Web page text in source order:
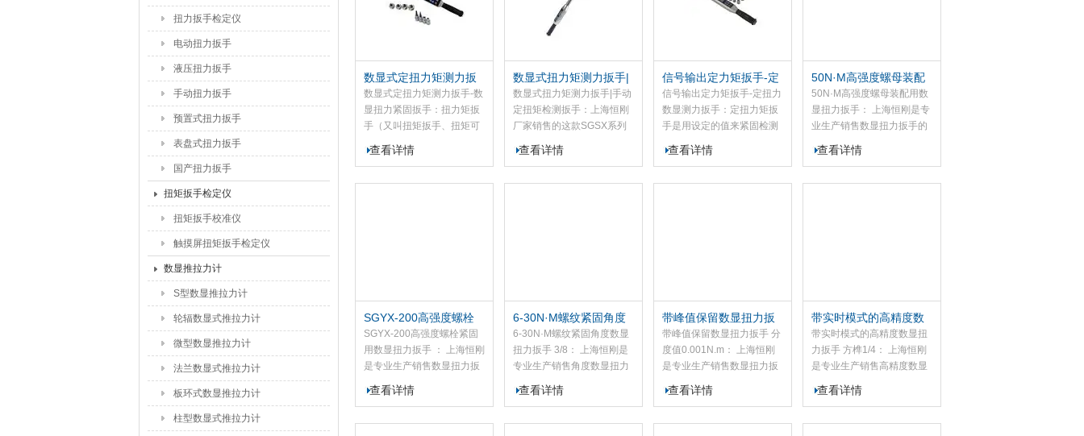
扭力扳手检定仪
电动扭力扳手
液压扭力扳手
手动扭力扳手
预置式扭力扳手
表盘式扭力扳手
国产扭力扳手
扭矩扳手检定仪
扭矩扳手校准仪
触摸屏扭矩扳手检定仪
数显推拉力计
S型数显推拉力计
轮辐数显式推拉力计
微型数显推拉力计
法兰数显式推拉力计
板环式数显推拉力计
柱型数显式推拉力计
数显式定扭力矩测力扳
手-数显扭力紧固扳手
数显式定扭力矩测力扳手-数
显扭力紧固扳手：扭力矩扳
手（又叫扭矩扳手、扭矩可
调扳手）是检测和控制扭矩
的检测扭矩工具，在紧固螺
小，具有精度高、测量准
确、性能稳定、耗电量低、
操作简单等特点。
查看详情
数显式扭力矩测力扳手|
手动定扭矩检测扳手
数显式扭力矩测力扳手|手动
定扭矩检测扳手：上海恒刚
厂家销售的这款SGSX系列
扭力扳手和普通扳手不一
样，扭力扳手可设定一个扭
查看详情
信号输出定力矩扳手-定
扭力数显测力扳手
信号输出定力矩扳手-定扭力
数显测力扳手：定扭力矩扳
手是用设定的值来紧固检测
螺栓、控制锁紧的扭力矩、
以数字形式显示扭紧力矩的
查看详情
50N·M高强度螺母装配
用数显扭力扳手
50N·M高强度螺母装配用数
显扭力扳手： 上海恒刚是专
业生产销售数显扭力扳手的
厂家，我司 SGYX 系列数显
扭力扳手采用科学测量原
的优质检测工具。
查看详情
SGYX-200高强度螺栓
紧固用数显扭力扳手
SGYX-200高强度螺栓紧固
用数显扭力扳手 ： 上海恒刚
是专业生产销售数显扭力扳
手的厂家，我司的SGYX 系
列数显扭力扳手依托科学检
查看详情
6-30N·M螺纹紧固角度
数显扭力扳手 3/8
6-30N·M螺纹紧固角度数显
扭力扳手 3/8： 上海恒刚是
专业生产销售角度数显扭力
扳手的厂家，我司的SGAW
角度数显扭力扳手是一款新
查看详情
带峰值保留数显扭力扳
手 分度值0.001N.m
带峰值保留数显扭力扳手 分
度值0.001N.m： 上海恒刚
是专业生产销售数显扭力扳
手的厂家，我司的SGYX系
列数显扭力扳手运用科学的
查看详情
带实时模式的高精度数
显扭力扳手 方榫1/4
带实时模式的高精度数显扭
力扳手 方榫1/4： 上海恒刚
是专业生产销售高精度数显
扭力扳手的厂家，我司的
SGSX系列高精度数显扭力
查看详情